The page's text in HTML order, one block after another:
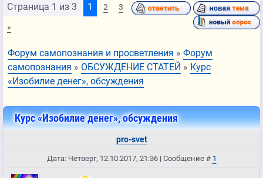
Страница 1 из 3 1 2 3
»
Форум самопознания и просветления » Форум
самопознания » ОБСУЖДЕНИЕ СТАТЕЙ » Курс
«Изобилие денег», обсуждения
Курс «Изобилие денег», обсуждения
pro-svet
Дата: Четверг, 12.10.2017, 21:36 | Сообщение # 1